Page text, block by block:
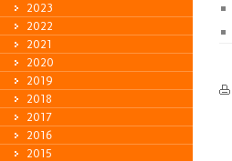
2023
2022
2021
2020
2019
2018
2017
2016
2015